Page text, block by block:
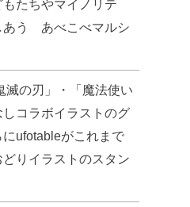
たちやマイノリテ
あう あべこべマルシ
滅の刃」・「魔法使い
コラボイラストのグ
ufotableがこれまで
りイラストのスタン